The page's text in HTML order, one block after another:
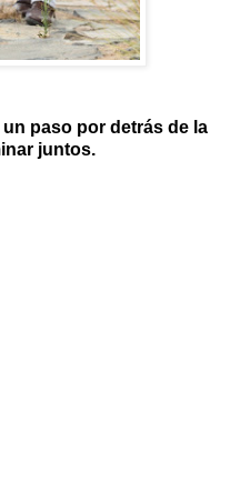
paso por detrás de la
juntos.